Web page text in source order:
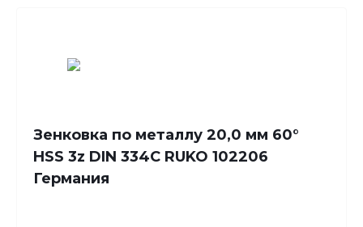
Зенковка по металлу 20,0 мм 60°
HSS 3z DIN 334C RUKO 102206
Германия